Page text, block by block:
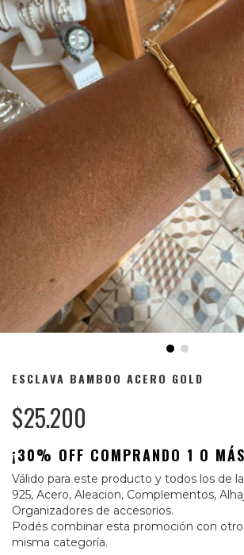
ESCLAVA BAMBOO ACERO GOLD
$25.200
¡30% OFF COMPRANDO 1 O
Válido para este producto y todos los de
925, Acero, Aleacion, Complementos,
Organizadores de accesorios.
Podés combinar esta promoción con
misma categoría.